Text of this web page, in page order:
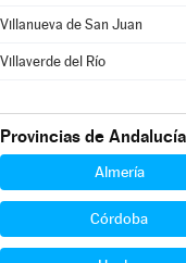
Villanueva de San Juan
Villaverde del Río
Provincias de Andalucía
Almería
Córdoba